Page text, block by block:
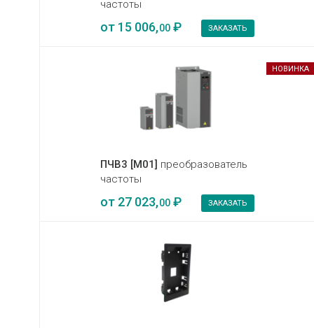
частоты
от 15 006,00 ₽ ЗАКАЗАТЬ
ПЧВ3 [М01] преобразователь
частоты
от 27 023,00 ₽ ЗАКАЗАТЬ
НОВИНКА